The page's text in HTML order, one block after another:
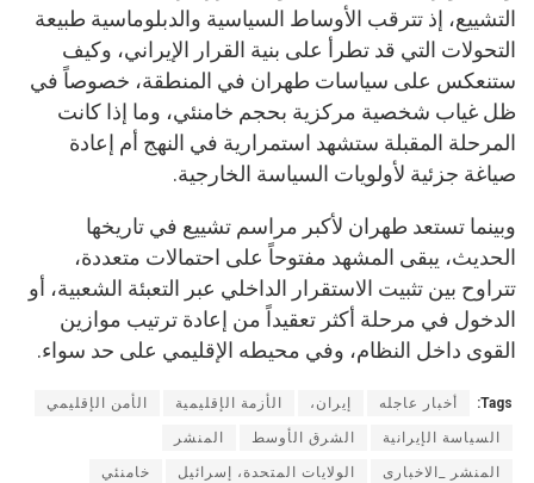
التشييع، إذ تترقب الأوساط السياسية والدبلوماسية طبيعة
التحولات التي قد تطرأ على بنية القرار الإيراني، وكيف
ستنعكس على سياسات طهران في المنطقة، خصوصاً في
ظل غياب شخصية مركزية بحجم خامنئي، وما إذا كانت
المرحلة المقبلة ستشهد استمرارية في النهج أم إعادة
صياغة جزئية لأولويات السياسة الخارجية.
وبينما تستعد طهران لأكبر مراسم تشييع في تاريخها
الحديث، يبقى المشهد مفتوحاً على احتمالات متعددة،
تتراوح بين تثبيت الاستقرار الداخلي عبر التعبئة الشعبية، أو
الدخول في مرحلة أكثر تعقيداً من إعادة ترتيب موازين
القوى داخل النظام، وفي محيطه الإقليمي على حد سواء.
Tags: أخبار عاجله إيران، الأزمة الإقليمية الأمن الإقليمي
السياسة الإيرانية الشرق الأوسط المنشر
المنشر _الاخبارى الولايات المتحدة، إسرائيل خامنئي